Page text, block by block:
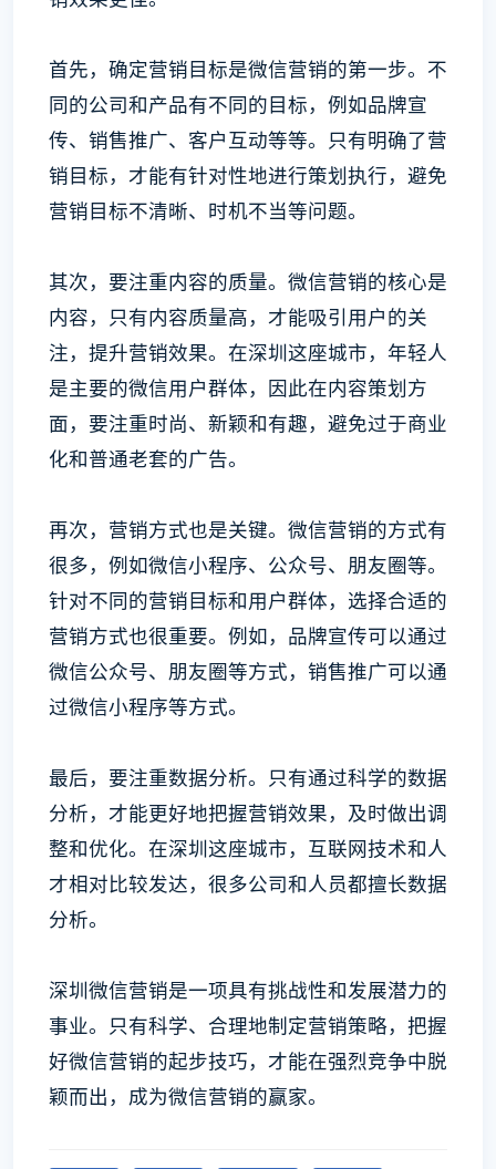
首先，确定营销目标是微信营销的第一步。不
同的公司和产品有不同的目标，例如品牌宣
传、销售推广、客户互动等等。只有明确了营
销目标，才能有针对性地进行策划执行，避免
营销目标不清晰、时机不当等问题。
其次，要注重内容的质量。微信营销的核心是
内容，只有内容质量高，才能吸引用户的关
注，提升营销效果。在深圳这座城市，年轻人
是主要的微信用户群体，因此在内容策划方
面，要注重时尚、新颖和有趣，避免过于商业
化和普通老套的广告。
再次，营销方式也是关键。微信营销的方式有
很多，例如微信小程序、公众号、朋友圈等。
针对不同的营销目标和用户群体，选择合适的
营销方式也很重要。例如，品牌宣传可以通过
微信公众号、朋友圈等方式，销售推广可以通
过微信小程序等方式。
最后，要注重数据分析。只有通过科学的数据
分析，才能更好地把握营销效果，及时做出调
整和优化。在深圳这座城市，互联网技术和人
才相对比较发达，很多公司和人员都擅长数据
分析。
深圳微信营销是一项具有挑战性和发展潜力的
事业。只有科学、合理地制定营销策略，把握
好微信营销的起步技巧，才能在强烈竞争中脱
颖而出，成为微信营销的赢家。